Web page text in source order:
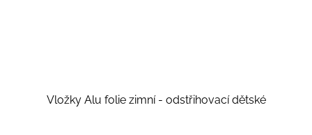
Vložky Alu folie zimní - odstřihovací dětské